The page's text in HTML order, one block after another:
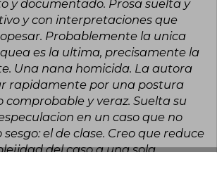
y documentado. Prosa suelta y
y con interpretaciones que
Probablemente la unica
es la ultima, precisamente la
Una nana homicida. La autora
rapidamente por una postura
comprobable y veraz. Suelta su
en un caso que no
el de clase. Creo que reduce
del caso a una sola